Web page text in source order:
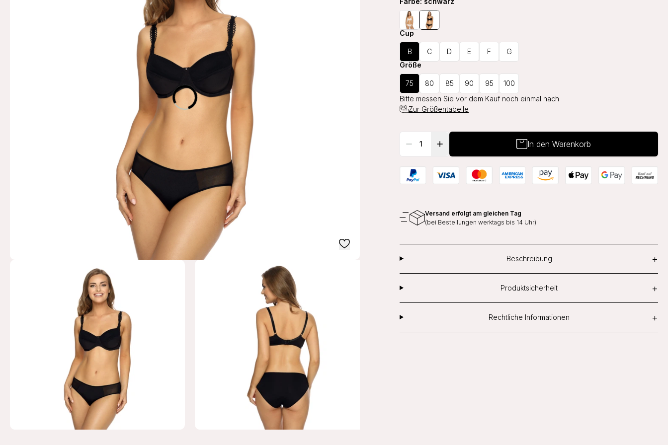
Cup
B C D E F
G
Größe
75 80 85 90 95
100
Bitte messen Sie vor dem Kauf noch einmal nach
Zur Größentabelle
In den Warenkorb
Versand erfolgt am gleichen Tag
(bei Bestellungen werktags bis 14 Uhr)
Beschreibung +
Produktsicherheit +
Rechtliche Informationen +